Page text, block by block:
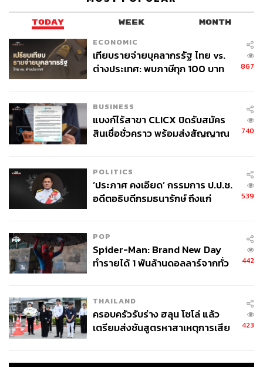
ผู้เขียนเขียนในฐานะแฟนนางงามที่ติดตามการประกวด
นางงามอยู่เป็นประจำ หากมีข้อมูลที่ผิดหรือพลาดอย่างไร
ต้องขออภัยมา ณ ที่นี้ด้วย ถ้ามีข้อมูลที่ถูกต้อง สามารถอินบ็
อกซ์เข้ามาเพื่อให้ผู้เขียนตรวจสอบและทำการแก้ไขต่อไป
พิสูจน์อักษร: พรนภัส ชำนาญค้า
TAGS: นางงาม
Miss Universe Thailand 2020
ประกวดความงาม
เฌอเอม-ชญาธนุส ศรทัตต์
เคน-สิทธิชัย เร็ววิโรจน์
135
ณัฐชัย ตั้งวงศ์วิวัฒน์
แฟนนางงามที่อยากนำเสนอเรื่องราวต่างๆ ที่
สนใจผ่านตัวอักษร
TODAY WEEK MONTH
ECONOMIC
เทียบรายจ่ายบุคลากรรัฐ ไทย vs.
ต่างประเทศ: พบภาษีทุก 100 บาท
867
BUSINESS
แบงก์ไร้สาขา CLICX ปิดรับสมัคร
สินเชื่อชั่วคราว พร้อมส่งสัญญาณ
740
POLITICS
‘ประภาศ คงเอียด’ กรรมการ ป.ป.ช.
อดีตอธิบดีกรมธนารักษ์ ถึงแก่
539
POP
Spider-Man: Brand New Day
ทำรายได้ 1 พันล้านดอลลาร์จากทั่ว
442
THAILAND
ครอบครัวรับร่าง ฮลุน โซโล่ แล้ว
เตรียมส่งชันสูตรหาสาเหตุการเสีย
423